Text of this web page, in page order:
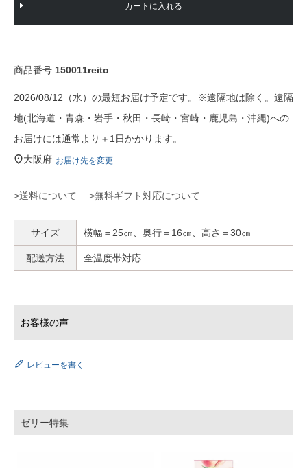
カートに入れる
商品番号 150011reito
2026/08/12（水）の最短お届け予定です。※遠隔地は除く。遠隔
地(北海道・青森・岩手・秋田・長崎・宮崎・鹿児島・沖縄)への
お届けには通常より＋1日かかります。
大阪府 お届け先を変更
>送料について >無料ギフト対応について
サイズ 横幅＝25㎝、奥行＝16㎝、高さ＝30㎝
配送方法 全温度帯対応
レビューを書く
ゼリー特集